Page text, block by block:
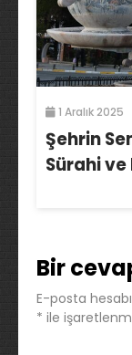
1 Aralık 2025
Şehrin
Sürahi
Bir
E-posta
* ile